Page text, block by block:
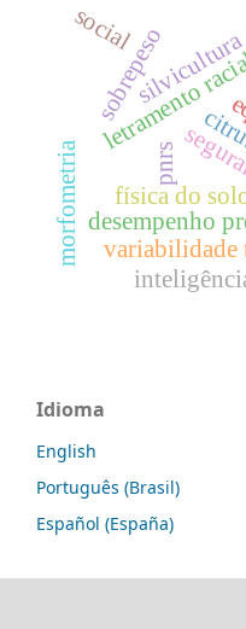
letramento
desempenho
morfometria
sobrepeso
física do
variabilidade
pnrs
social
Idioma
English
Português (Brasil)
Español (España)